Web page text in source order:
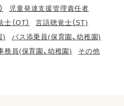
児童発達支援管理責任者
（OT）
言語聴覚士（ST)
)
バス添乗員(保育園、幼稚園)
務員(保育園、幼稚園) その他